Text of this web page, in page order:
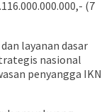
(7
layanan dasar
nasional
penyangga IKN